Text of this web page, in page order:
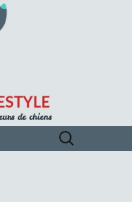
amateurs de
Rechercher :